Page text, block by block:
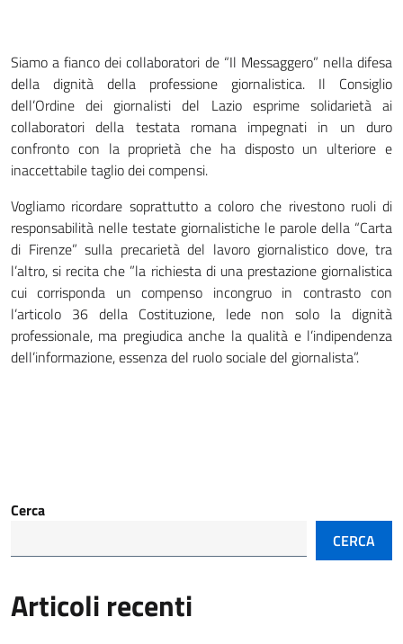
Siamo a fianco dei collaboratori de “Il Messaggero” nella difesa
della dignità della professione giornalistica. Il Consiglio
dell’Ordine dei giornalisti del Lazio esprime solidarietà ai
collaboratori della testata romana impegnati in un duro
confronto con la proprietà che ha disposto un ulteriore e
inaccettabile taglio dei compensi.
Vogliamo ricordare soprattutto a coloro che rivestono ruoli di
responsabilità nelle testate giornalistiche le parole della “Carta
di Firenze” sulla precarietà del lavoro giornalistico dove, tra
l’altro, si recita che ”la richiesta di una prestazione giornalistica
cui corrisponda un compenso incongruo in contrasto con
l’articolo 36 della Costituzione, lede non solo la dignità
professionale, ma pregiudica anche la qualità e l’indipendenza
dell’informazione, essenza del ruolo sociale del giornalista”.
Cerca
CERCA
Articoli recenti